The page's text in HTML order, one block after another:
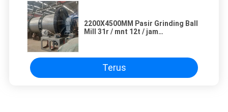
2200X4500MM Pasir Grinding Ball
Mill 31r / mnt 12t / jam
Terus